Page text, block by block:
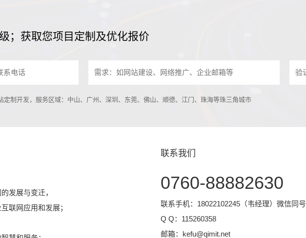
；获取您项目定制及优化报价
定制开发，服务区域：中山、广州、深圳、东莞、佛山、顺德、江门、珠海等珠三角城市
发展与变迁，
联网应用和发展；
联系我们
0760-88882630
联系手机：18022102245（韦经理）微信同号
Q Q： 115260358
邮箱： kefu@qimit.net